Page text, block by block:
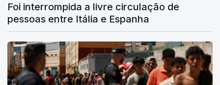
Foi interrompida a livre circulação de
pessoas entre Itália e Espanha